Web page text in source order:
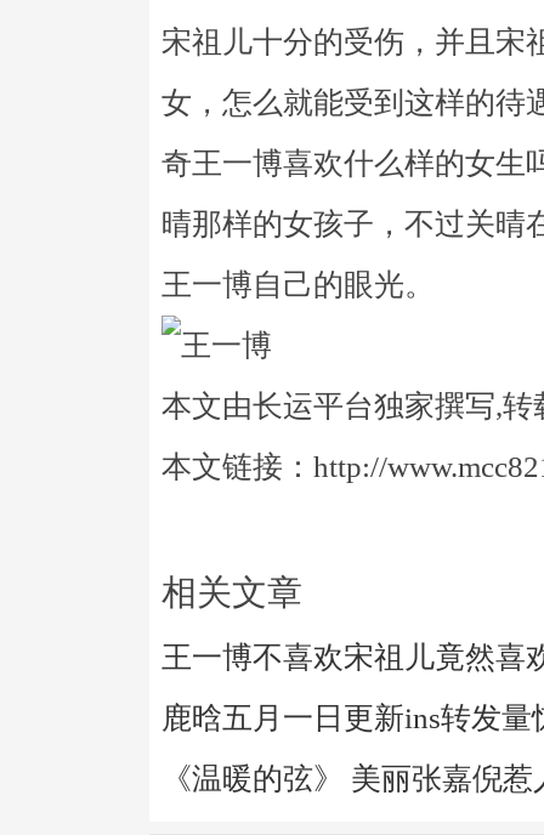
宋祖儿十分的受伤，并且宋
女，怎么就能受到这样的待
奇王一博喜欢什么样的女生
晴那样的女孩子，不过关晴
王一博自己的眼光。
本文由长运平台独家撰写,转
本文链接：http://
相关文章
王一博不喜欢宋祖儿竟然喜
鹿晗五月一日更新ins转发
《温暖的弦》 美丽张嘉倪